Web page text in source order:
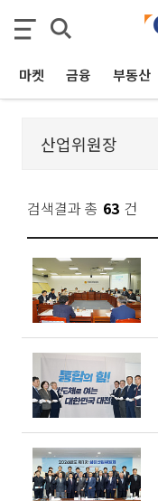
마켓 금융 부동산
검색결과 총 63 건